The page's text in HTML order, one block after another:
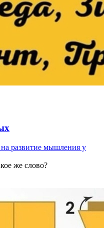
развитие мышления у
же слово?